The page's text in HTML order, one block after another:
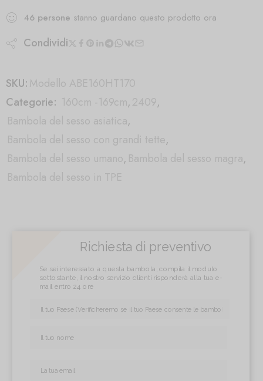
46 persone stanno guardano questo prodotto ora
Condividi
SKU:Modello ABE160HT170
Categorie: 160cm -169cm,2409,
Bambola del sesso asiatica,
Bambola del sesso con grandi tette,
Bambola del sesso umano, Bambola del sesso magra,
Bambola del sesso in TPE
Richiesta di preventivo
Se sei interessato a questa bambola, compila il modulo
sottostante, il nostro servizio clienti risponderà alla tua e-
mail entro 24 ore